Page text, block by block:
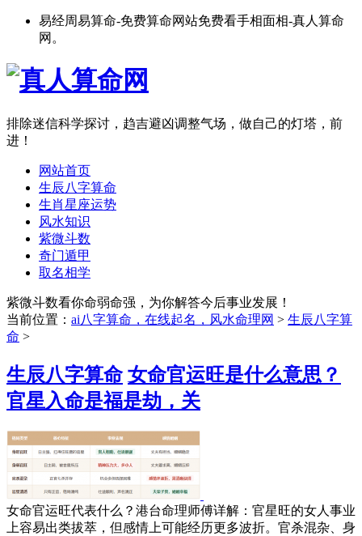
易经周易算命-免费算命网站免费看手相面相-真人算命
网。
排除迷信科学探讨，趋吉避凶调整气场，做自己的灯塔，前
进！
网站首页
生辰八字算命
生肖星座运势
风水知识
紫微斗数
奇门遁甲
取名相学
紫微斗数看你命弱命强，为你解答今后事业发展！
当前位置： ai八字算命，在线起名，风水命理网 > 生辰八字算
命 >
生辰八字算命 女命官运旺是什么意思？
官星入命是福是劫，关
女命官运旺代表什么？港台命理师傅详解：官星旺的女人事业
上容易出类拔萃，但感情上可能经历更多波折。官杀混杂、身